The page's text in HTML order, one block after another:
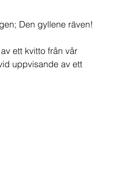
Den gyllene räven!
ett kvitto från vår
uppvisande av ett